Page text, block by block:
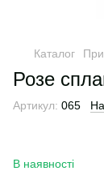
Каталог
Розе
Артикул: 065
В наявності